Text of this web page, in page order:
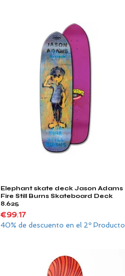
Quick View
Elephant skate deck Jason Adams
Fire Still Burns Skateboard Deck
8.625
Price
€99.17
40% de descuento en el 2º Producto